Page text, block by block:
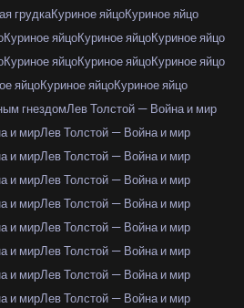
грудкаКуриное яйцоКуриное яйцо
Куриное яйцоКуриное яйцоКуриное яйцо
Куриное яйцоКуриное яйцоКуриное яйцо
яйцоКуриное яйцоКуриное яйцо
гнездомЛев Толстой — Война и мир
и мирЛев Толстой — Война и мир
и мирЛев Толстой — Война и мир
и мирЛев Толстой — Война и мир
и мирЛев Толстой — Война и мир
и мирЛев Толстой — Война и мир
и мирЛев Толстой — Война и мир
и мирЛев Толстой — Война и мир
и мирЛев Толстой — Война и мир